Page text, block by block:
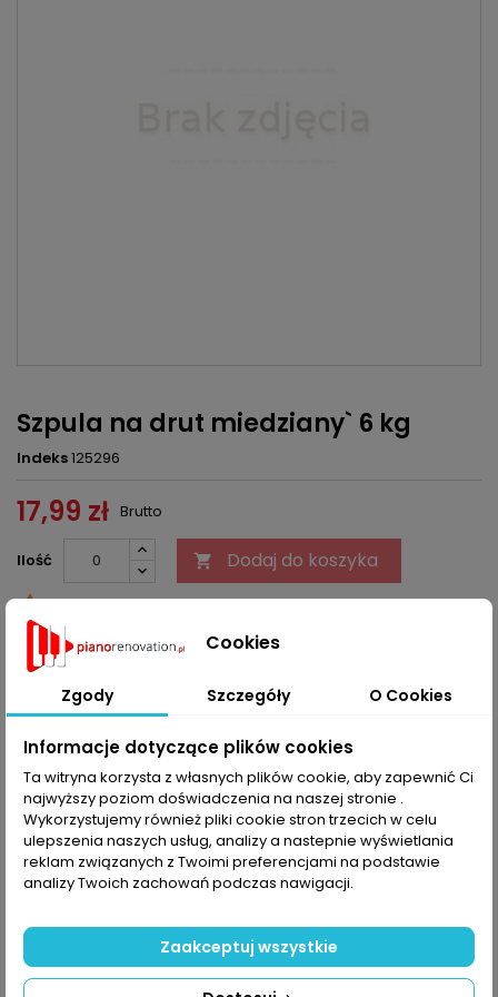
Szpula na drut miedziany` 6 kg
Indeks125296
17,99 zł Brutto
Ilość  Dodaj do koszyka

Udostępnij
OPIS SZCZEGÓŁY PRODUKTU
Kaucja za szpule na drut miedziany, 6kg, Ø 160 mm (korekta
przy zwrocie 1,39 euro)
KOMENTARZE (0) Oceń
16 INNYCH PRODUKTÓW W TEJ SAMEJ KATEGORII: >
Cookies
Zgody Szczegóły O Cookies
Informacje dotyczące plików cookies
Ta witryna korzysta z własnych plików cookie, aby zapewnić Ci
najwyższy poziom doświadczenia na naszej stronie .
Wykorzystujemy również pliki cookie stron trzecich w celu
ulepszenia naszych usług, analizy a nastepnie wyświetlania
reklam związanych z Twoimi preferencjami na podstawie
analizy Twoich zachowań podczas nawigacji.
Zaakceptuj wszystkie